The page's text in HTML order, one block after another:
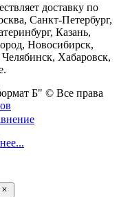
доставку по
Санкт-Петербург,
Казань,
Новосибирск,
Хабаровск,
Б" © Все права